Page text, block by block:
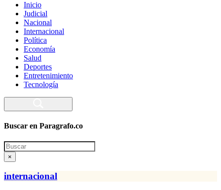
Inicio
Judicial
Nacional
Internacional
Política
Economía
Salud
Deportes
Entretenimiento
Tecnología
Buscar en Paragrafo.co
Search
×
internacional